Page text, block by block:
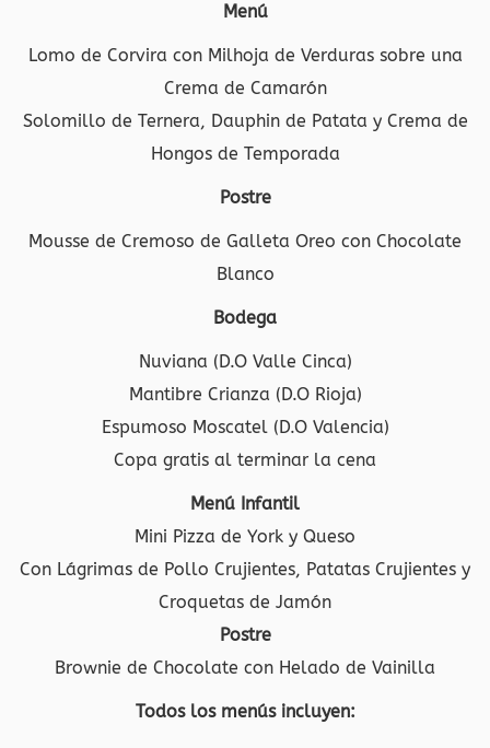
Menú
Lomo de Corvira con Milhoja de Verduras sobre una
Crema de Camarón
Solomillo de Ternera, Dauphin de Patata y Crema de
Hongos de Temporada
Postre
Mousse de Cremoso de Galleta Oreo con Chocolate
Blanco
Bodega
Nuviana (D.O Valle Cinca)
Mantibre Crianza (D.O Rioja)
Espumoso Moscatel (D.O Valencia)
Copa gratis al terminar la cena
Menú Infantil
Mini Pizza de York y Queso
Con Lágrimas de Pollo Crujientes, Patatas Crujientes y
Croquetas de Jamón
Postre
Brownie de Chocolate con Helado de Vainilla
Todos los menús incluyen: